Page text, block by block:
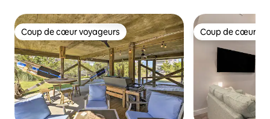
Coup de cœur voyageurs
Coup de cœur voyageurs Coup de cœur
Coup de cœur